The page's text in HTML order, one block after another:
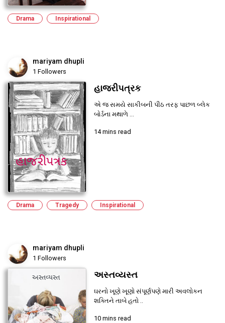
Drama Inspirational
mariyam dhupli
1 Followers
હાજરીપત્રક
એ જ સમયે સાકીબની પીઠ તરફ પાછળ બ્લેક
બોર્ડના મથાળે ...
14 mins read
Drama Tragedy Inspirational
mariyam dhupli
1 Followers
અસ્તવ્યસ્ત
ઘરનો ખૂણે ખૂણો સંપૂર્ણપણે મારી અવલોકન
શક્તિને તાબે હતો ..
10 mins read